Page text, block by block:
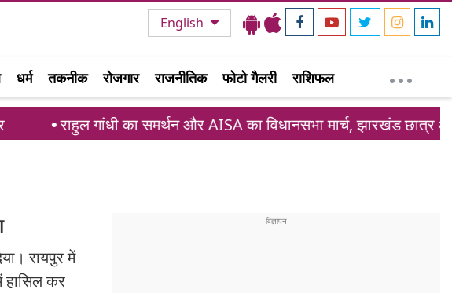
English
धर्म तकनीक रोजगार राजनीतिक फोटो गैलरी राशिफल
का समर्थन और AISA का विधानसभा मार्च, झारखंड छात्र आंदोलन में नया मोड़
रायपुर में
हासिल कर